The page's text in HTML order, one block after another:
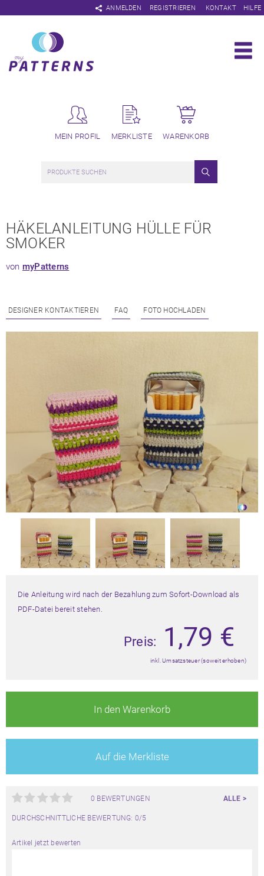
ANMELDEN
Navigation
überspringen
REGISTRIEREN KONTAKT HILFE
MEIN PROFIL MERKLISTE WARENKORB
HÄKELANLEITUNG HÜLLE FÜR
SMOKER
von myPatterns
DESIGNER KONTAKTIEREN FAQ FOTO HOCHLADEN
Die Anleitung wird nach der Bezahlung zum Sofort-Download als
PDF-Datei bereit stehen.
Preis: 1,79 €
inkl. Umsatzsteuer (soweit erhoben)
In den Warenkorb
Auf die Merkliste
0 BEWERTUNGEN ALLE >
DURCHSCHNITTLICHE BEWERTUNG: 0/5
Artikel jetzt bewerten